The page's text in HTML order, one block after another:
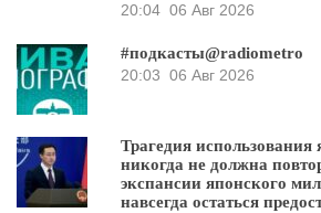
20:04 06 Авг 2026
#подкасты@radiometro
20:03 06 Авг 2026
Трагедия использования
никогда не должна
экспансии японского
навсегда остаться